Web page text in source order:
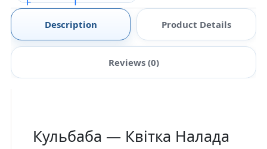
Description Product Details
Reviews (0)
Кульбаба — Квітка Налада